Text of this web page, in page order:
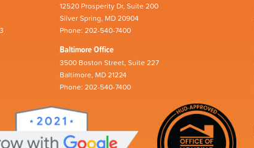
12520 Prosperity Dr, Suite 200
Silver Spring, MD 20904
Phone: 202-540-7400
Baltimore Office
3500 Boston Street, Suite 227
Baltimore, MD 21224
Phone: 202-540-7400